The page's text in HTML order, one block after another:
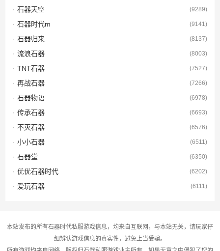
· 石器天空 (9289)
· 石器时代m (9141)
· 石器归来 (8137)
· 流浪石器 (8003)
· TNT石器 (7527)
· 再战石器 (7266)
· 石器物语 (6978)
· 传承石器 (6693)
· 不灭石器 (6576)
· 小小石器 (6511)
· 石器堂 (6350)
· 优优石器时代 (6202)
· 爱玩石器 (6111)
本站发布的所有石器时代私服游戏信息，均来自互联网，与本站无关，请玩家仔
细辨认游戏信息的真实性，避免上当受骗。